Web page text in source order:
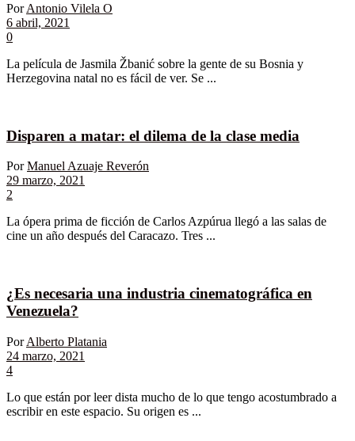
Por Antonio Vilela O
6 abril, 2021
0
La película de Jasmila Žbanić sobre la gente de su Bosnia y
Herzegovina natal no es fácil de ver. Se ...
Disparen a matar: el dilema de la clase media
Por Manuel Azuaje Reverón
29 marzo, 2021
2
La ópera prima de ficción de Carlos Azpúrua llegó a las salas de
cine un año después del Caracazo. Tres ...
¿Es necesaria una industria cinematográfica en
Venezuela?
Por Alberto Platania
24 marzo, 2021
4
Lo que están por leer dista mucho de lo que tengo acostumbrado a
escribir en este espacio. Su origen es ...